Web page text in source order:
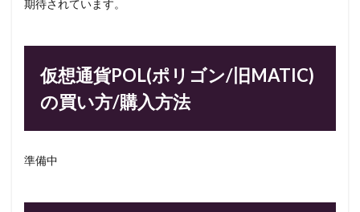
期待されています。
仮想通貨POL(ポリゴン/旧MATIC)
の買い方/購入方法
準備中